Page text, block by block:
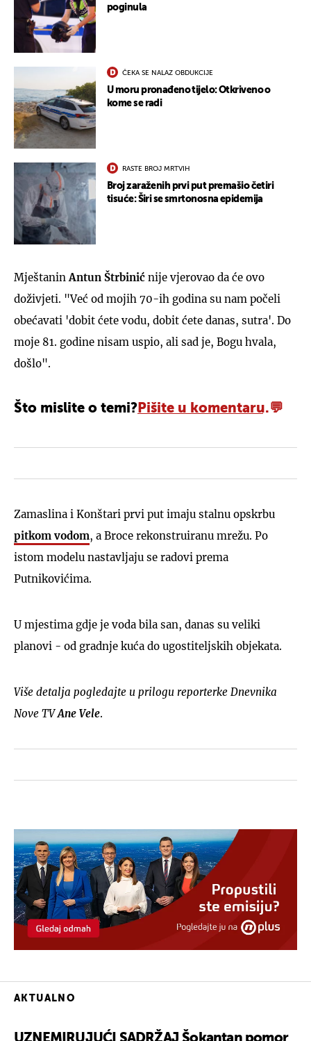
poginula
ČEKA SE NALAZ OBDUKCIJE
U moru pronađeno tijelo: Otkriveno o
kome se radi
RASTE BROJ MRTVIH
Broj zaraženih prvi put premašio četiri
tisuće: Širi se smrtonosna epidemija
Mještanin Antun Štrbinić nije vjerovao da će ovo
doživjeti. "Već od mojih 70-ih godina su nam počeli
obećavati 'dobit ćete vodu, dobit ćete danas, sutra'. Do
moje 81. godine nisam uspio, ali sad je, Bogu hvala,
došlo".
Što mislite o temi? Pišite u komentaru.
Zamaslina i Konštari prvi put imaju stalnu opskrbu
pitkom vodom, a Broce rekonstruiranu mrežu. Po
istom modelu nastavljaju se radovi prema
Putnikovićima.
U mjestima gdje je voda bila san, danas su veliki
planovi - od gradnje kuća do ugostiteljskih objekata.
Više detalja pogledajte u prilogu reporterke Dnevnika
Nove TVAne Vele.
AKTUALNO